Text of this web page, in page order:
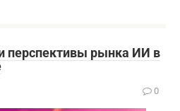
перспективы рынка ИИ в
0